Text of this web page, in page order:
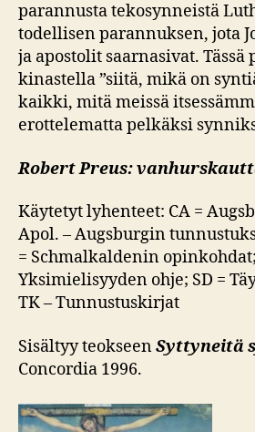
parannusta tekosynneistä
todellisen parannuksen, jota
ja apostolit saarnasivat. Tässä
kinastella ”siitä, mikä on
kaikki, mitä meissä
erottelematta pelkäksi
Robert Preus:
Käytetyt lyhenteet: CA =
Apol. – Augsburgin
= Schmalkaldenin opinkohdat;
Yksimielisyyden ohje; SD =
TK – Tunnustuskirjat
Sisältyy teokseenSyttyneitä
Concordia 1996.